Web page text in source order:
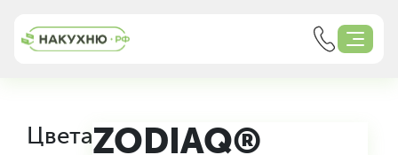
ЦветаZODIAQ®